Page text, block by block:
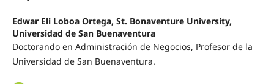
Edwar Eli Loboa Ortega, St. Bonaventure University,
Universidad de San Buenaventura
Doctorando en Administración de Negocios, Profesor de la
Universidad de San Buenaventura.